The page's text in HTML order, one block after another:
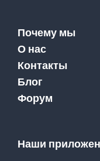
Почему мы
О нас
Контакты
Блог
Форум
Наши